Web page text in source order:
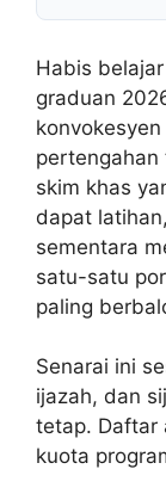
Habis
graduan
pertengahan
skim khas
dapat
sementara
satu-satu
paling
Senarai ini
ijazah, dan
tetap. Daftar
kuota